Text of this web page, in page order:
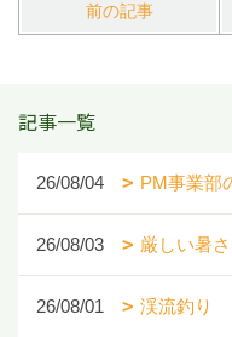
前の記事
記事一覧
26/08/04 PM事業部
26/08/03 厳しい暑
26/08/01 渓流釣り